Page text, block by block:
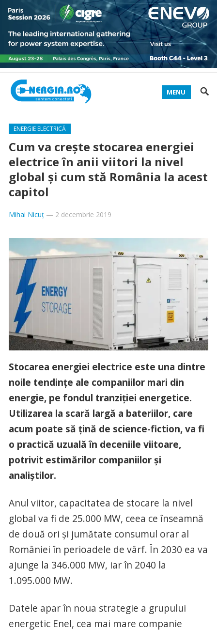
MENU
ENERGIE ELECTRICĂ
Cum va crește stocarea energiei
electrice în anii viitori la nivel
global şi cum stă România la acest
capitol
Mihai Nicuț— 2 decembrie 2019
Stocarea energiei electrice este una dintre
noile tendințe ale companiilor mari din
energie, pe fondul tranziției energetice.
Utilizarea la scară largă a bateriilor, care
acum poate să țină de science-fiction, va fi
o practică uzuală în deceniile viitoare,
potrivit estimărilor companiilor și
analiștilor.
Anul viitor, capacitatea de stocare la nivel
global va fi de 25.000 MW, ceea ce înseamnă
de două ori și jumătate consumul orar al
României în perioadele de vârf. În 2030 ea va
ajunge la 346.000 MW, iar în 2040 la
1.095.000 MW.
Datele apar în noua strategie a grupului
energetic Enel, cea mai mare companie